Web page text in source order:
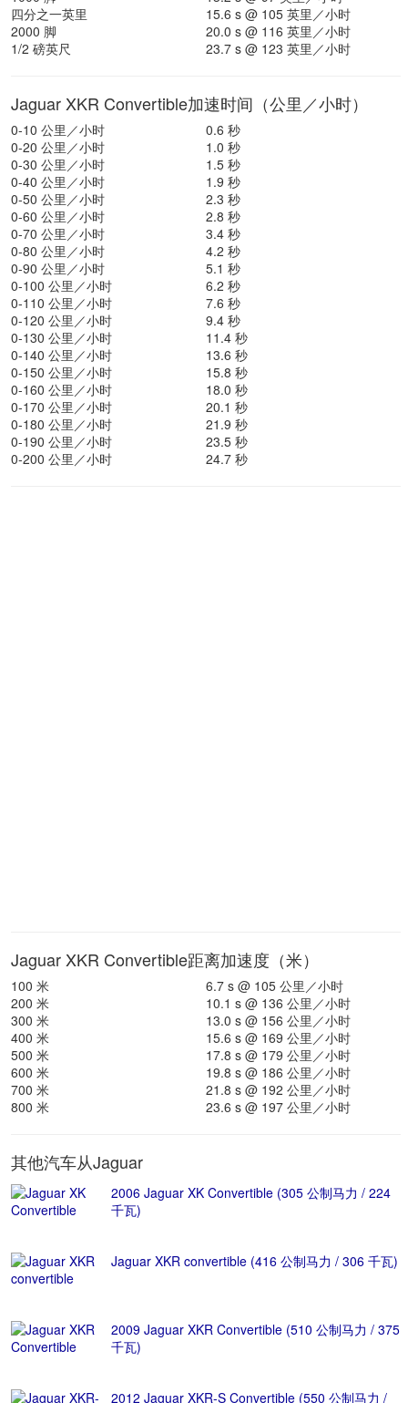
四分之一英里
15.6 s @ 105 英里／小时
2000 脚
20.0 s @ 116 英里／小时
1/2 磅英尺
23.7 s @ 123 英里／小时
Jaguar XKR Convertible加速时间（公里／小时）
0-10 公里／小时
0.6 秒
0-20 公里／小时
1.0 秒
0-30 公里／小时
1.5 秒
0-40 公里／小时
1.9 秒
0-50 公里／小时
2.3 秒
0-60 公里／小时
2.8 秒
0-70 公里／小时
3.4 秒
0-80 公里／小时
4.2 秒
0-90 公里／小时
5.1 秒
0-100 公里／小时
6.2 秒
0-110 公里／小时
7.6 秒
0-120 公里／小时
9.4 秒
0-130 公里／小时
11.4 秒
0-140 公里／小时
13.6 秒
0-150 公里／小时
15.8 秒
0-160 公里／小时
18.0 秒
0-170 公里／小时
20.1 秒
0-180 公里／小时
21.9 秒
0-190 公里／小时
23.5 秒
0-200 公里／小时
24.7 秒
Jaguar XKR Convertible距离加速度（米）
100 米
6.7 s @ 105 公里／小时
200 米
10.1 s @ 136 公里／小时
300 米
13.0 s @ 156 公里／小时
400 米
15.6 s @ 169 公里／小时
500 米
17.8 s @ 179 公里／小时
600 米
19.8 s @ 186 公里／小时
700 米
21.8 s @ 192 公里／小时
800 米
23.6 s @ 197 公里／小时
其他汽车从Jaguar
2006 Jaguar XK Convertible (305 公制马力 / 224
千瓦)
Jaguar XKR convertible (416 公制马力 / 306 千瓦)
2009 Jaguar XKR Convertible (510 公制马力 / 375
千瓦)
2012 Jaguar XKR-S Convertible (550 公制马力 /